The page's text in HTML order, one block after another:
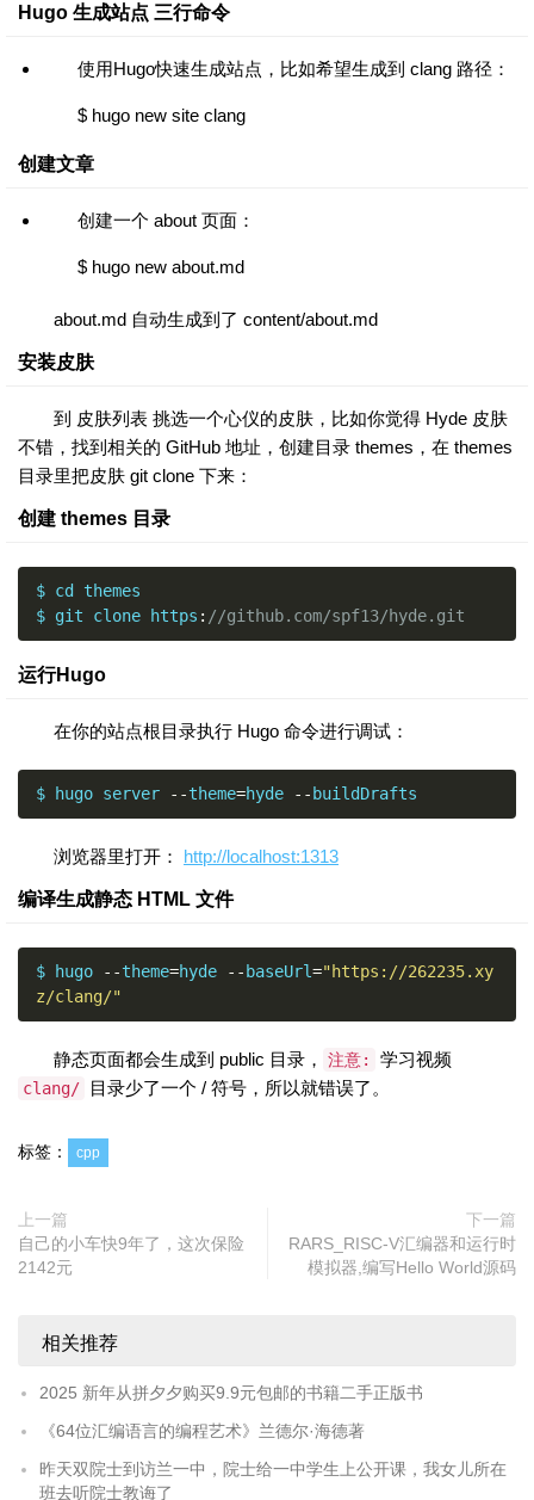
Hugo 生成站点 三行命令
使用Hugo快速生成站点，比如希望生成到 clang 路径：
$ hugo new site clang
创建文章
创建一个 about 页面：
$ hugo new about.md
about.md 自动生成到了 content/about.md
安装皮肤
到 皮肤列表 挑选一个心仪的皮肤，比如你觉得 Hyde 皮肤
不错，找到相关的 GitHub 地址，创建目录 themes，在 themes
目录里把皮肤 git clone 下来：
创建 themes 目录
$ cd themes
$ git clone https : //github.com/spf13/hyde.git
运行Hugo
在你的站点根目录执行 Hugo 命令进行调试：
$ hugo server --theme=hyde --buildDrafts
浏览器里打开： http://localhost:1313
编译生成静态 HTML 文件
$ hugo --theme=hyde --baseUrl="https://262235.xy
z/clang/"
静态页面都会生成到 public 目录， 注意: 学习视频
clang/ 目录少了一个 / 符号，所以就错误了。
标签： cpp
上一篇
自己的小车快9年了，这次保险
2142元
下一篇
RARS_RISC-V汇编器和运行时
模拟器,编写Hello World源码
相关推荐
2025 新年从拼夕夕购买9.9元包邮的书籍二手正版书
《64位汇编语言的编程艺术》兰德尔·海德著
昨天双院士到访兰一中，院士给一中学生上公开课，我女儿所在
班去听院士教诲了